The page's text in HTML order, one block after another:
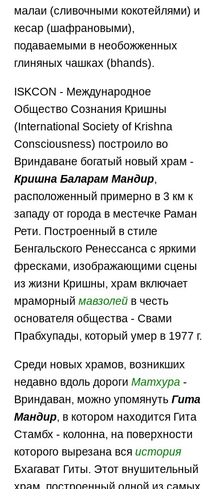
малаи (сливочными кокотейлями) и
кесар (шафрановыми),
подаваемыми в необожженных
глиняных чашках (bhands).
ISKCON - Международное
Общество Сознания Кришны
(International Society of Krishna
Consciousness) построило во
Вриндаване богатый новый храм -
Кришна Баларам Мандир,
расположенный примерно в 3 км к
западу от города в местечке Раман
Рети. Построенный в стиле
Бенгальского Ренессанса с яркими
фресками, изображающими сцены
из жизни Кришны, храм включает
мраморныймавзолей в честь
основателя общества - Свами
Прабхупады, который умер в 1977 г.
Среди новых храмов, возникших
недавно вдоль дороги Матхура -
Вриндаван, можно упомянутьГита
Мандир, в котором находится Гита
Стамбх - колонна, на поверхности
которого вырезана вся история
Бхагават Гиты. Этот внушительный
храм, построенный одной из самых